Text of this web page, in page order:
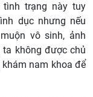
tình trạng này tuy
dục nhưng nếu
vô sinh, ảnh
ta không được chủ
nam khoa để